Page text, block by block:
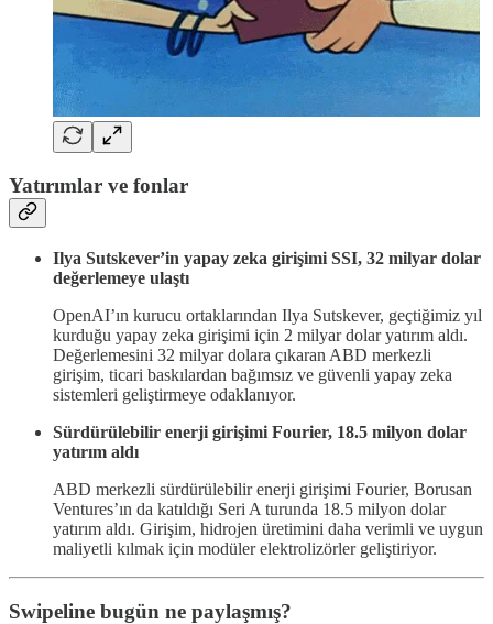
Yatırımlar ve fonlar
Ilya Sutskever’in yapay zeka girişimi SSI, 32 milyar dolar
değerlemeye ulaştı
OpenAI’ın kurucu ortaklarından Ilya Sutskever, geçtiğimiz yıl
kurduğu yapay zeka girişimi için 2 milyar dolar yatırım aldı.
Değerlemesini 32 milyar dolara çıkaran ABD merkezli
girişim, ticari baskılardan bağımsız ve güvenli yapay zeka
sistemleri geliştirmeye odaklanıyor.
Sürdürülebilir enerji girişimi Fourier, 18.5 milyon dolar
yatırım aldı
ABD merkezli sürdürülebilir enerji girişimi Fourier, Borusan
Ventures’ın da katıldığı Seri A turunda 18.5 milyon dolar
yatırım aldı. Girişim, hidrojen üretimini daha verimli ve uygun
maliyetli kılmak için modüler elektrolizörler geliştiriyor.
Swipeline bugün ne paylaşmış?